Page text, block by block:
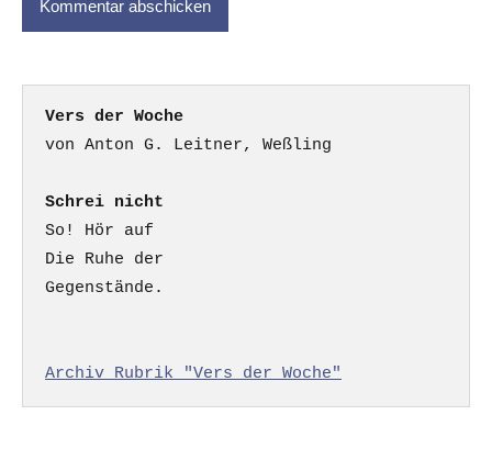
Vers der Woche
Schrei nicht
So! Hör auf
Die Ruhe der
Gegenstände.
Archiv Rubrik "Vers der Woche"